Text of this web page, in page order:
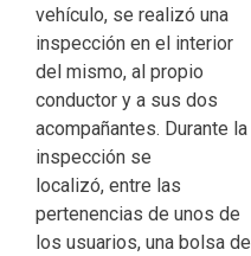
vehículo, se realizó una
inspección en el interior
del mismo, al propio
conductor y a sus dos
acompañantes. Durante la
inspección se
localizó, entre las
pertenencias de unos de
los usuarios, una bolsa de